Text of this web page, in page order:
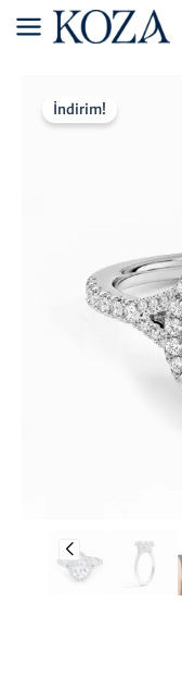
İçeriğe
atla
İndirim!